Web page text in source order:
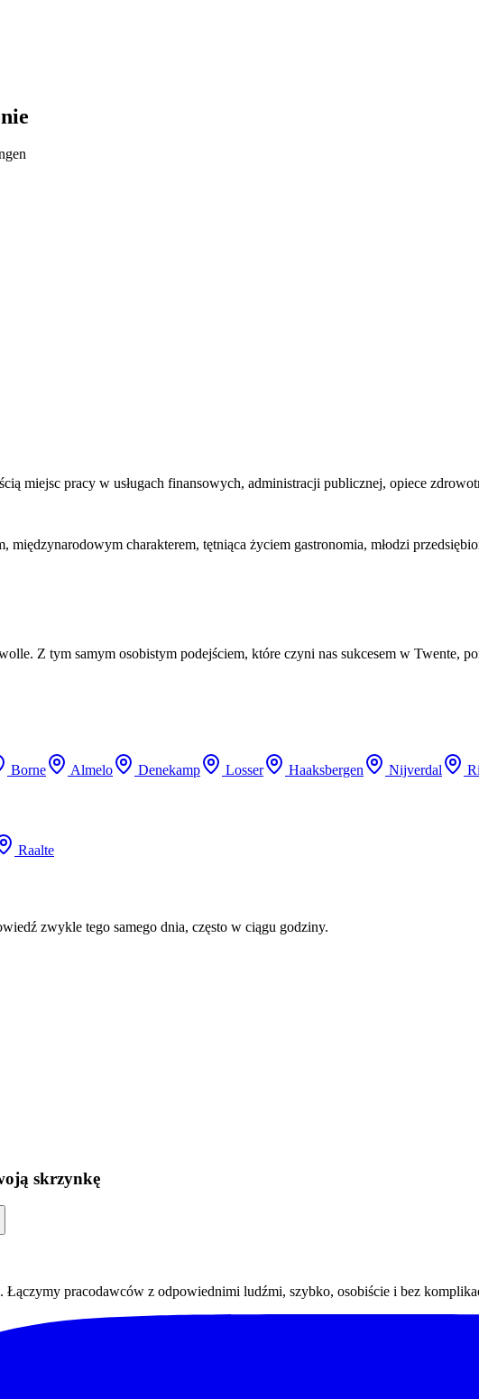
miejsc pracy w usługach finansowych, administracji publicznej, opiece
międzynarodowym charakterem, tętniąca życiem gastronomia, młodzi
Z tym samym osobistym podejściem, które czyni nas sukcesem w Twente,
Borne Almelo Denekamp Losser Haaksbergen Nijverdal
Raalte
zwykle tego samego dnia, często w ciągu godziny.
skrzynkę
Łączymy pracodawców z odpowiednimi ludźmi, szybko, osobiście i bez